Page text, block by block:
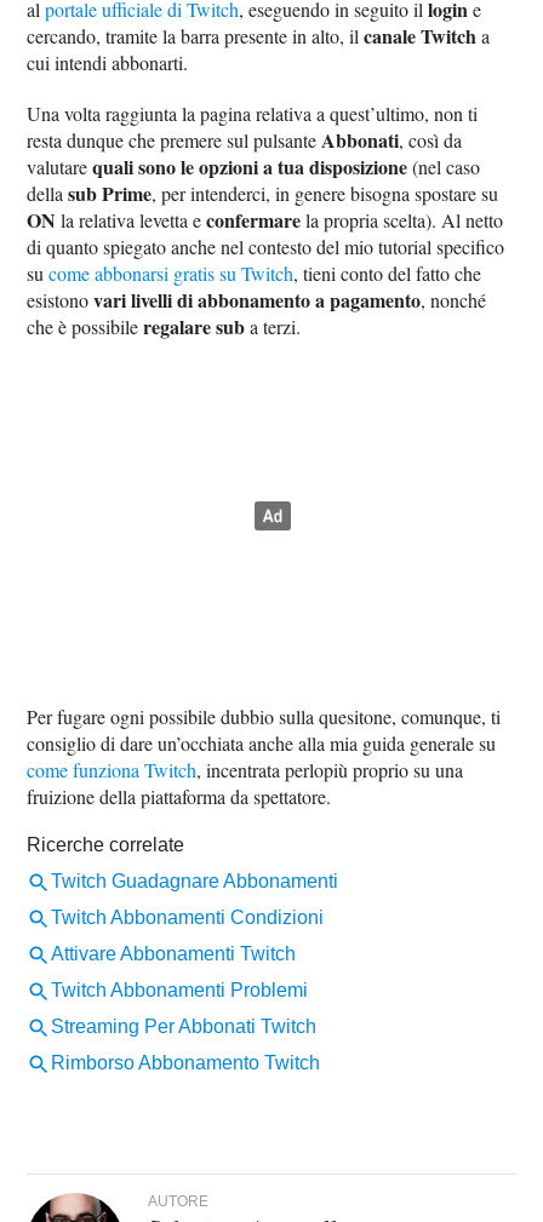
alportale ufficiale di Twitch, eseguendo in seguito illogine
cercando, tramite la barra presente in alto, ilcanale Twitcha
cui intendi abbonarti.
Una volta raggiunta la pagina relativa a quest’ultimo, non ti
resta dunque che premere sul pulsante Abbonati, così da
valutarequali sono le opzioni a tua disposizione(nel caso
dellasub Prime, per intenderci, in genere bisogna spostare su
ON la relativa levetta econfermarela propria scelta). Al netto
di quanto spiegato anche nel contesto del mio tutorial specifico
sucome abbonarsi gratis su Twitch, tieni conto del fatto che
esistonovari livelli di abbonamento a pagamento, nonché
che è possibileregalare suba terzi.
Per fugare ogni possibile dubbio sulla quesitone, comunque, ti
consiglio di dare un’occhiata anche alla mia guida generale su
come funziona Twitch, incentrata perlopiù proprio su una
fruizione della piattaforma da spettatore.
AUTORE